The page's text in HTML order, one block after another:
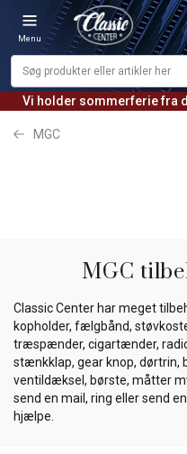
Vi holder sommerferie fra
Menu
MGC
MGC
Classic Center har meget
kopholder, fælgbånd,
træspænder, cigartænder,
stænkklap, gear knop, dørtrin,
ventildæksel, børste, måtter
send en mail, ring eller send
hjælpe.